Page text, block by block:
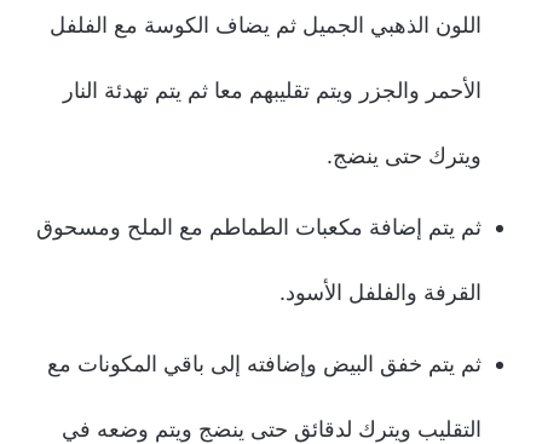
اللون الذهبي الجميل ثم يضاف الكوسة مع الفلفل
الأحمر والجزر ويتم تقليبهم معا ثم يتم تهدئة النار
ويترك حتى ينضج.
ثم يتم إضافة مكعبات الطماطم مع الملح ومسحوق
القرفة والفلفل الأسود.
ثم يتم خفق البيض وإضافته إلى باقي المكونات مع
التقليب ويترك لدقائق حتى ينضج ويتم وضعه في